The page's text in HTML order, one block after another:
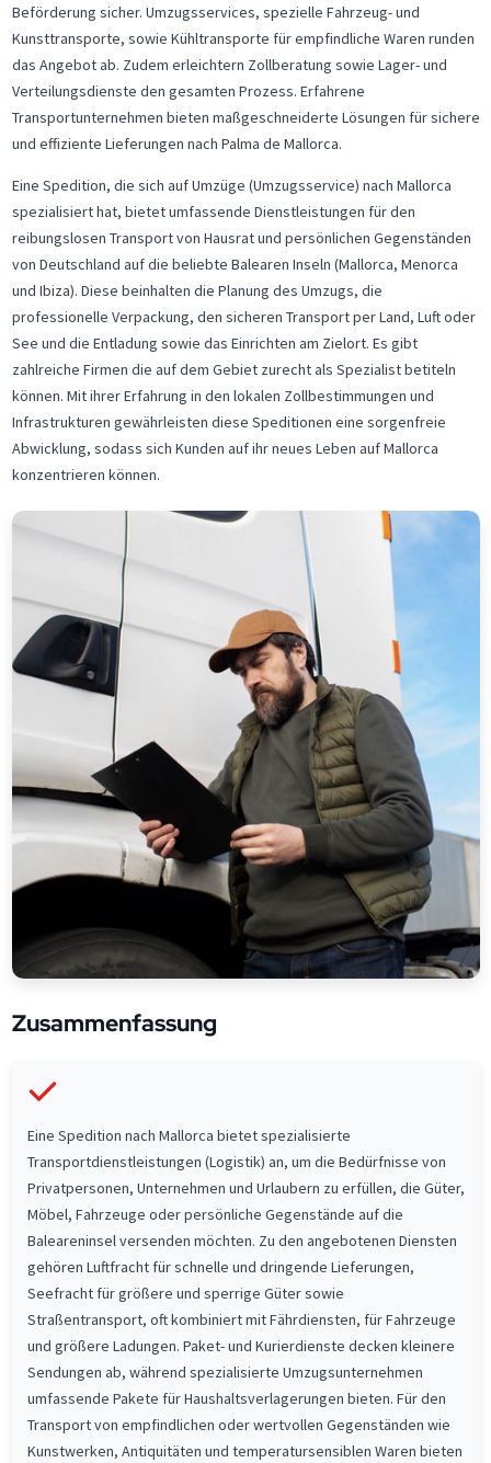
Beförderung sicher. Umzugsservices, spezielle Fahrzeug- und
Kunsttransporte, sowie Kühltransporte für empfindliche Waren runden
das Angebot ab. Zudem erleichtern Zollberatung sowie Lager- und
Verteilungsdienste den gesamten Prozess. Erfahrene
Transportunternehmen bieten maßgeschneiderte Lösungen für sichere
und effiziente Lieferungen nach Palma de Mallorca.
Eine Spedition, die sich auf Umzüge (Umzugsservice) nach Mallorca
spezialisiert hat, bietet umfassende Dienstleistungen für den
reibungslosen Transport von Hausrat und persönlichen Gegenständen
von Deutschland auf die beliebte Balearen Inseln (Mallorca, Menorca
und Ibiza). Diese beinhalten die Planung des Umzugs, die
professionelle Verpackung, den sicheren Transport per Land, Luft oder
See und die Entladung sowie das Einrichten am Zielort. Es gibt
zahlreiche Firmen die auf dem Gebiet zurecht als Spezialist betiteln
können. Mit ihrer Erfahrung in den lokalen Zollbestimmungen und
Infrastrukturen gewährleisten diese Speditionen eine sorgenfreie
Abwicklung, sodass sich Kunden auf ihr neues Leben auf Mallorca
konzentrieren können.
Zusammenfassung
Eine Spedition nach Mallorca bietet spezialisierte
Transportdienstleistungen (Logistik) an, um die Bedürfnisse von
Privatpersonen, Unternehmen und Urlaubern zu erfüllen, die Güter,
Möbel, Fahrzeuge oder persönliche Gegenstände auf die
Baleareninsel versenden möchten. Zu den angebotenen Diensten
gehören Luftfracht für schnelle und dringende Lieferungen,
Seefracht für größere und sperrige Güter sowie
Straßentransport, oft kombiniert mit Fährdiensten, für Fahrzeuge
und größere Ladungen. Paket- und Kurierdienste decken kleinere
Sendungen ab, während spezialisierte Umzugsunternehmen
umfassende Pakete für Haushaltsverlagerungen bieten. Für den
Transport von empfindlichen oder wertvollen Gegenständen wie
Kunstwerken, Antiquitäten und temperatursensiblen Waren bieten